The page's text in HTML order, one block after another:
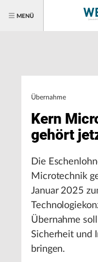
MENÜ
Übernahme
Kern
gehört
Die
Microtechnik
Januar 2025
Übernahme
Sicherheit und
bringen.